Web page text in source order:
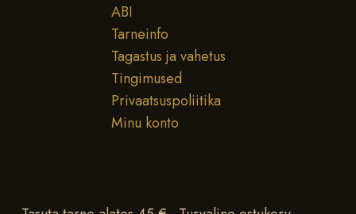
ABI
Tarneinfo
Tagastus ja vahetus
Tingimused
Privaatsuspoliitika
Minu konto